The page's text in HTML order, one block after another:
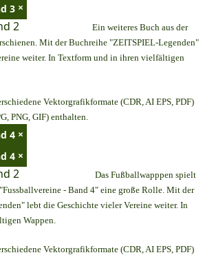
×
Ein weiteres Buch aus der
Mit der Buchreihe "ZEITSPIEL-Legenden"
weiter. In Textform und in ihren vielfältigen
Vektorgrafikformate (CDR, AI EPS, PDF)
PNG, GIF) enthalten.
×
×
Das Fußballwapppen spielt
- Band 4" eine große Rolle. Mit der
lebt die Geschichte vieler Vereine weiter. In
Wappen.
Vektorgrafikformate (CDR, AI EPS, PDF)